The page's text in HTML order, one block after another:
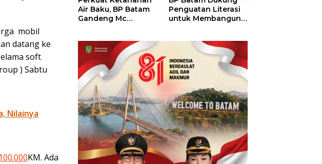
mobil
datang ke
soft
) Sabtu
Nilainya
100.000KM. Ada
Air Baku, BP Batam
Gandeng Mc
Bendungan Sei
Nongsa
Penguatan Literasi
untuk Membangun
Generasi Masa
Depan